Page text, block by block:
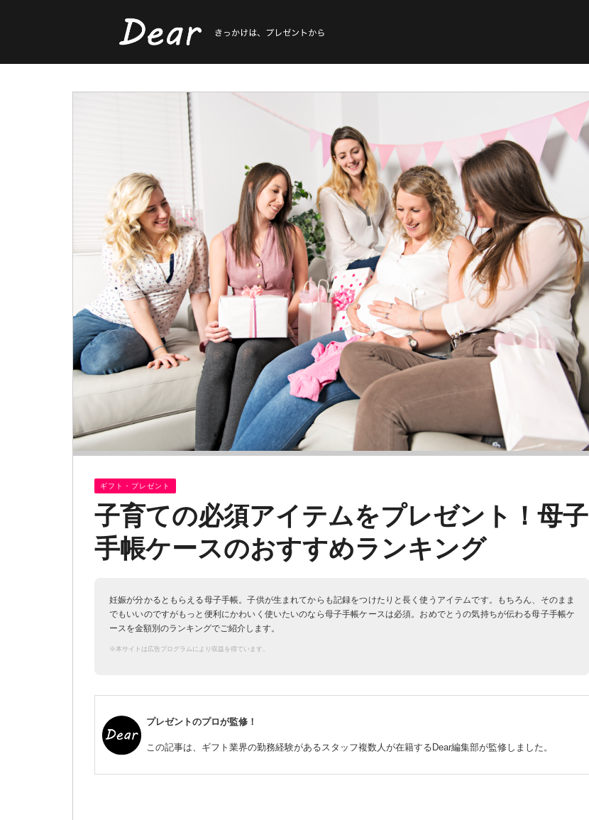
ギフト・プレゼント
子育ての必須アイテムをプレゼント！母子
手帳ケースのおすすめランキング
妊娠が分かるともらえる母子手帳。子供が生まれてからも記録をつけたりと長く使うアイテムです。もちろん、そのまま
でもいいのですがもっと便利にかわいく使いたいのなら母子手帳ケースは必須。おめでとうの気持ちが伝わる母子手帳ケ
ースを金額別のランキングでご紹介します。
※本サイトは広告プログラムにより収益を得ています。
プレゼントのプロが監修！
この記事は、ギフト業界の勤務経験があるスタッフ複数人が在籍するDear編集部が監修しました。